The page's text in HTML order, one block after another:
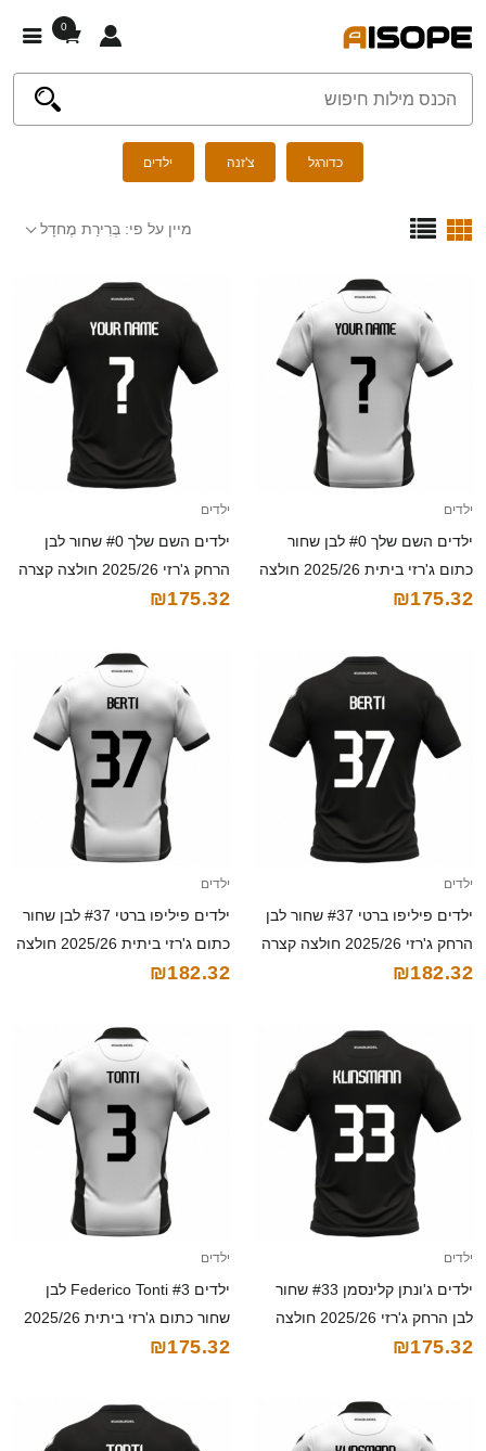
0
כדורגל צ'זנה ילדים
מיין על פי: בְּרִירַת מֶחדָל
ילדים
ילדים השם שלך #0 לבן שחור
כתום ג'רזי ביתית 2025/26 חולצה
קצרה
₪175.32
ילדים
ילדים השם שלך #0 שחור לבן
הרחק ג'רזי 2025/26 חולצה קצרה
₪175.32
ילדים
ילדים פיליפו ברטי #37 שחור לבן
הרחק ג'רזי 2025/26 חולצה קצרה
₪182.32
ילדים
ילדים פיליפו ברטי #37 לבן שחור
כתום ג'רזי ביתית 2025/26 חולצה
קצרה
₪182.32
ילדים
ילדים ג'ונתן קלינסמן #33 שחור
לבן הרחק ג'רזי 2025/26 חולצה
קצרה
₪175.32
ילדים
ילדים Federico Tonti #3 לבן
שחור כתום ג'רזי ביתית 2025/26
חולצה קצרה
₪175.32